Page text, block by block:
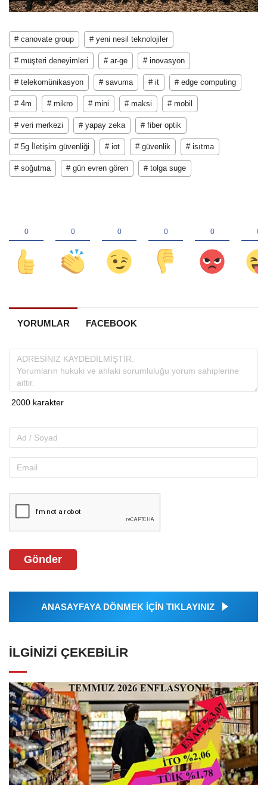
# canovate group # yeni nesil teknolojiler
# müşteri deneyimleri # ar-ge # inovasyon
# telekomünikasyon # savuma # it # edge computing
# 4m # mikro # mini # maksi # mobil
# veri merkezi # yapay zeka # fiber optik
# 5g İletişim güvenliği # iot # güvenlik # isıtma
# soğutma # gün evren gören # tolga suge
YORUMLAR FACEBOOK
Gönder
ANASAYFAYA DÖNMEK İÇİN TIKLAYINIZ
İLGINIZI ÇEKEBILIR